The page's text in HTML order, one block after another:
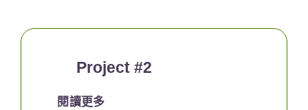
Project #2
閱讀更多